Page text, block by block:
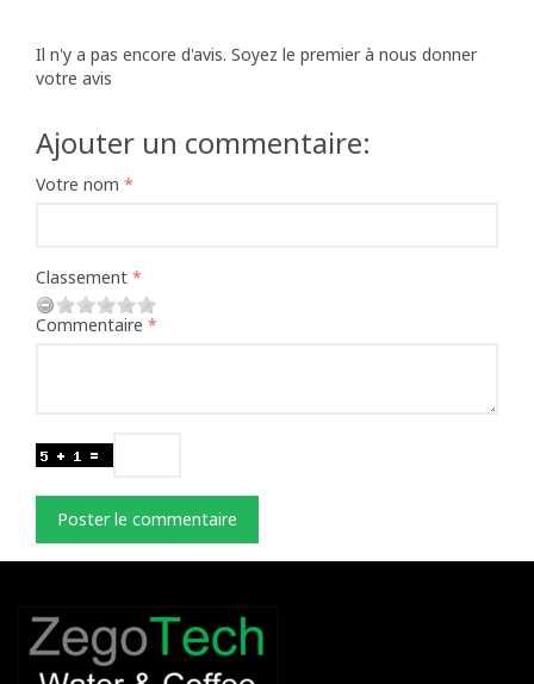
Il n'y a pas encore d'avis. Soyez le premier à nous donner
votre avis
Ajouter un commentaire:
Votre nom
Classement
Commentaire
Poster le commentaire